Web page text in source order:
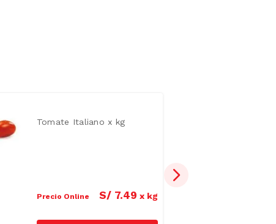
Tomate Italiano x kg
Precio Online S/ 7.49 x kg